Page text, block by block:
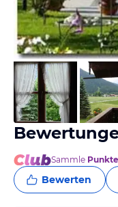
vom Hotelier, Juli
Sammle Punkte
Bewerten